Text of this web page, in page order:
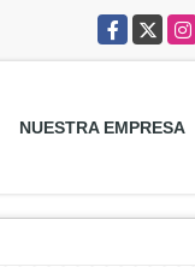
Facebook
X
NUESTRA EMPRESA